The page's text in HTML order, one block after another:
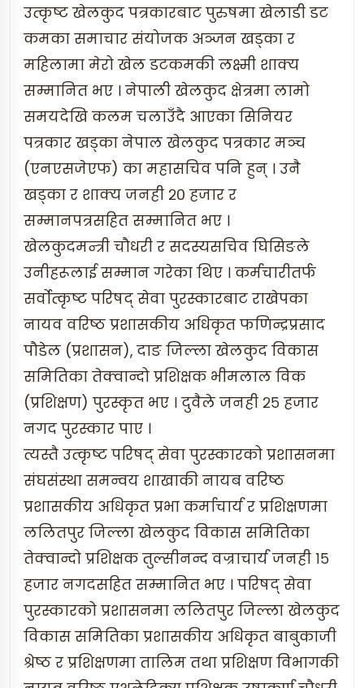
उत्कृष्ट खेलकुद पत्रकारबाट पुरुषमा खेलाडी डट
कमका समाचार संयोजक अञ्जन खड्का र
महिलामा मेरो खेल डटकमकी लक्ष्मी शाक्य
सम्मानित भए । नेपाली खेलकुद क्षेत्रमा लामो
समयदेखि कलम चलाउँदै आएका सिनियर
पत्रकार खड्का नेपाल खेलकुद पत्रकार मञ्च
(एनएसजेएफ) का महासचिव पनि हुन् । उनै
खड्का र शाक्य जनही २० हजार र
सम्मानपत्रसहित सम्मानित भए ।
खेलकुदमन्त्री चौधरी र सदस्यसचिव घिसिङले
उनीहरूलाई सम्मान गरेका थिए । कर्मचारीतर्फ
सर्वोत्कृष्ट परिषद् सेवा पुरस्कारबाट राखेपका
नायव वरिष्ठ प्रशासकीय अधिकृत फणिन्द्रप्रसाद
पौडेल (प्रशासन), दाङ जिल्ला खेलकुद विकास
समितिका तेक्वान्दो प्रशिक्षक भीमलाल विक
(प्रशिक्षण) पुरस्कृत भए । दुवैले जनही २५ हजार
नगद पुरस्कार पाए ।
त्यस्तै उत्कृष्ट परिषद् सेवा पुरस्कारको प्रशासनमा
संघसंस्था समन्वय शाखाकी नायब वरिष्ठ
प्रशासकीय अधिकृत प्रभा कर्माचार्य र प्रशिक्षणमा
ललितपुर जिल्ला खेलकुद विकास समितिका
तेक्वान्दो प्रशिक्षक तुल्सीनन्द वज्राचार्य जनही १५
हजार नगदसहित सम्मानित भए । परिषद् सेवा
पुरस्कारको प्रशासनमा ललितपुर जिल्ला खेलकुद
विकास समितिका प्रशासकीय अधिकृत बाबुकाजी
श्रेष्ठ र प्रशिक्षणमा तालिम तथा प्रशिक्षण विभागकी